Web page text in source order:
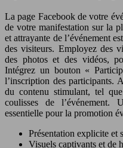
La page Facebook de votre
de votre manifestation sur la
et attrayante de l’événement
des visiteurs. Employez des
des photos et des vidéos,
Intégrez un bouton «
l’inscription des participants.
du contenu stimulant, tel
coulisses de l’événement.
essentielle pour la promotion
Présentation explicite et
Visuels captivants et de